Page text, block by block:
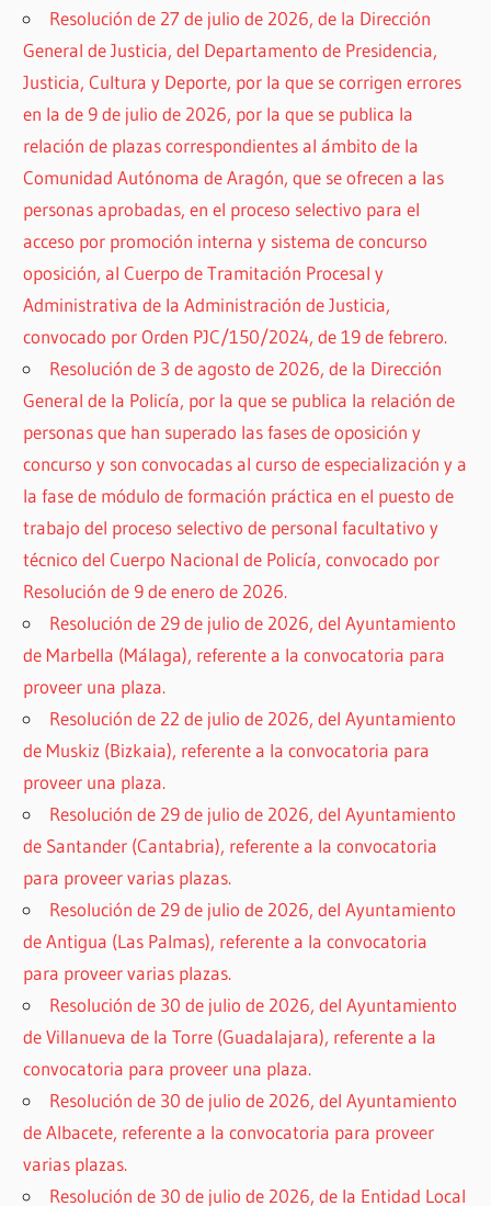
Resolución de 27 de julio de 2026, de la Dirección
General de Justicia, del Departamento de Presidencia,
Justicia, Cultura y Deporte, por la que se corrigen errores
en la de 9 de julio de 2026, por la que se publica la
relación de plazas correspondientes al ámbito de la
Comunidad Autónoma de Aragón, que se ofrecen a las
personas aprobadas, en el proceso selectivo para el
acceso por promoción interna y sistema de concurso
oposición, al Cuerpo de Tramitación Procesal y
Administrativa de la Administración de Justicia,
convocado por Orden PJC/150/2024, de 19 de febrero.
Resolución de 3 de agosto de 2026, de la Dirección
General de la Policía, por la que se publica la relación de
personas que han superado las fases de oposición y
concurso y son convocadas al curso de especialización y a
la fase de módulo de formación práctica en el puesto de
trabajo del proceso selectivo de personal facultativo y
técnico del Cuerpo Nacional de Policía, convocado por
Resolución de 9 de enero de 2026.
Resolución de 29 de julio de 2026, del Ayuntamiento
de Marbella (Málaga), referente a la convocatoria para
proveer una plaza.
Resolución de 22 de julio de 2026, del Ayuntamiento
de Muskiz (Bizkaia), referente a la convocatoria para
proveer una plaza.
Resolución de 29 de julio de 2026, del Ayuntamiento
de Santander (Cantabria), referente a la convocatoria
para proveer varias plazas.
Resolución de 29 de julio de 2026, del Ayuntamiento
de Antigua (Las Palmas), referente a la convocatoria
para proveer varias plazas.
Resolución de 30 de julio de 2026, del Ayuntamiento
de Villanueva de la Torre (Guadalajara), referente a la
convocatoria para proveer una plaza.
Resolución de 30 de julio de 2026, del Ayuntamiento
de Albacete, referente a la convocatoria para proveer
varias plazas.
Resolución de 30 de julio de 2026, de la Entidad Local